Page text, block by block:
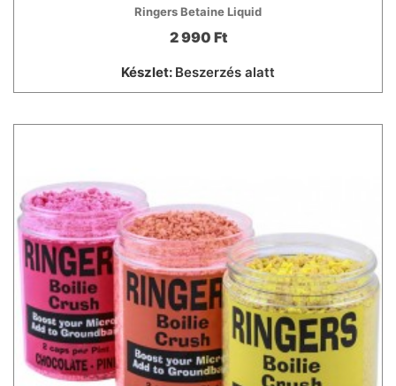
Ringers Betaine Liquid
2 990 Ft
Készlet: Beszerzés alatt